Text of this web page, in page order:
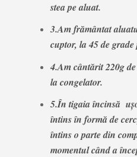
stea pe aluat.
3.Am frământat
cuptor, la 45 de
4.Am cântărit 220g
la congelator.
5.În tigaia încinsă
întins în formă de
întins o parte din
momentul când a